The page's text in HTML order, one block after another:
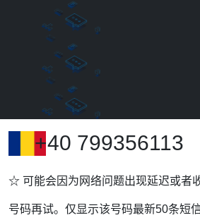
+40 799356113
☆ 可能会因为网络问题出现延迟或者
号码再试。仅显示该号码最新50条短信